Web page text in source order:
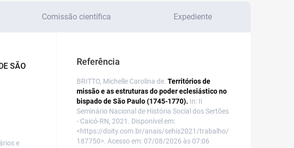
Comissão científica Expediente
SÃO
e
Referência
BRITTO, Michelle Carolina de. Territórios de
missão e as estruturas do poder eclesiástico no
bispado de São Paulo (1745-1770). In: II
Seminário Nacional de História Social dos Sertões
- Caicó-RN, 2021. Disponível em:
<https://doity.com.br/anais/sehis2021/trabalho/
187750>. Acesso em: 07/08/2026 às 07:06